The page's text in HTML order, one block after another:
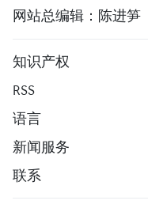
网站总编辑：陈进笋
知识产权
RSS
语言
新闻服务
联系